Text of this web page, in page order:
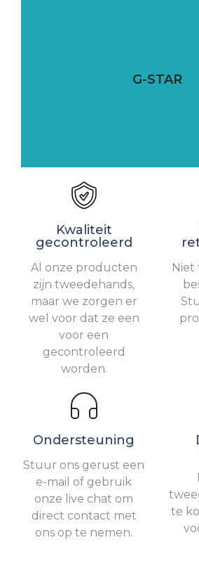
G-STAR
Kwaliteit
gecontroleerd
Al onze producten
zijn tweedehands,
maar we zorgen er
wel voor dat ze een
voor een
gecontroleerd
worden.
Niet
Ondersteuning
Stuur ons gerust een
e-mail of gebruik
onze live chat om
direct contact met
ons op te nemen.
te